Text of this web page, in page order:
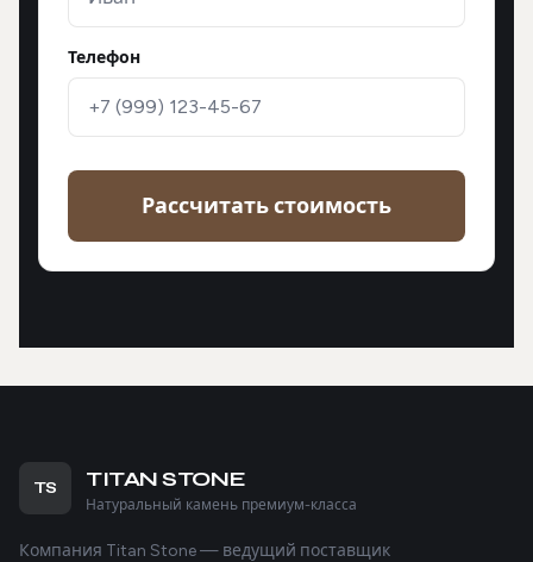
Телефон
Рассчитать стоимость
TS TITAN STONE
Натуральный камень премиум-класса
Компания Titan Stone — ведущий поставщик